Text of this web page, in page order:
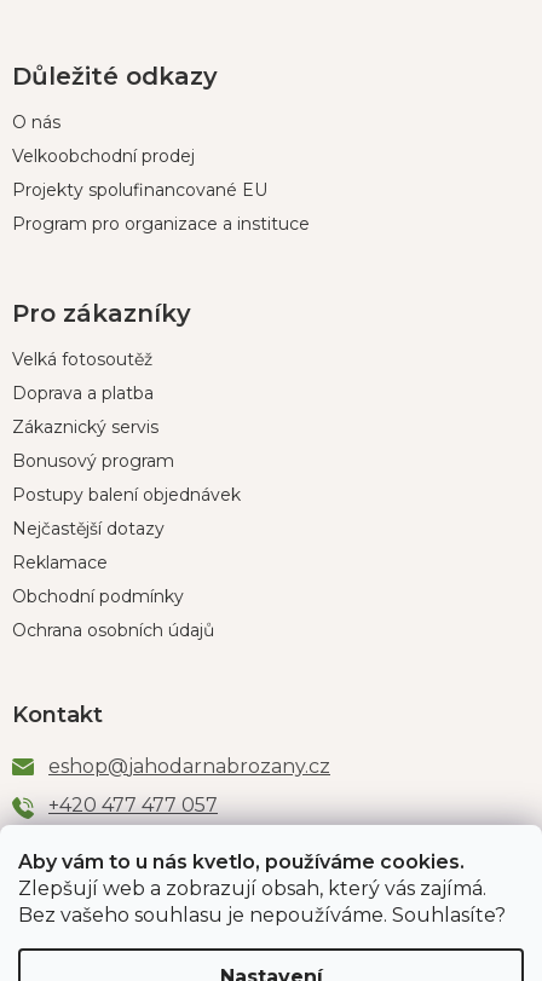
Aby vám to u nás kvetlo, používáme cookies.
Zlepšují web a zobrazují obsah, který vás zajímá.
Bez vašeho souhlasu je nepoužíváme. Souhlasíte?
Důležité odkazy
O nás
Velkoobchodní prodej
Projekty spolufinancované EU
Program pro organizace a instituce
Pro zákazníky
Velká fotosoutěž
Doprava a platba
Zákaznický servis
Bonusový program
Postupy balení objednávek
Nejčastější dotazy
Reklamace
Obchodní podmínky
Ochrana osobních údajů
Kontakt
eshop@jahodarnabrozany.cz
+420 477 477 057
Odběr newsletteru